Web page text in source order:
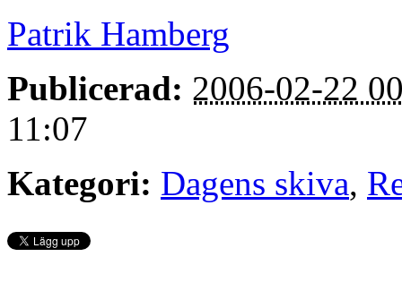
Patrik Hamberg
Publicerad: 2006-02-22
11:07
Kategori: Dagens skiva,